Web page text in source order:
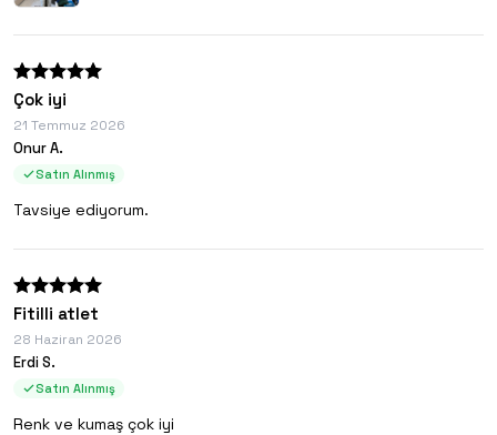
Çok iyi
21 Temmuz 2026
Onur A.
Satın Alınmış
Tavsiye ediyorum.
Fitilli atlet
28 Haziran 2026
Erdi S.
Satın Alınmış
Renk ve kumaş çok iyi